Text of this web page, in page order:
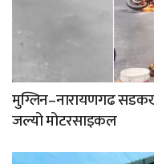
मुग्लिन–नारायणगढ
जल्यो मोटरसाइकल